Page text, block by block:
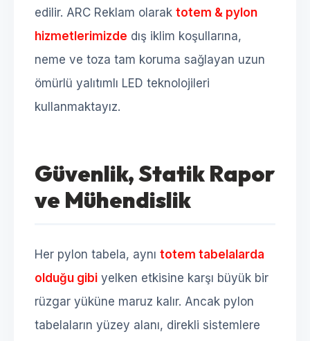
edilir. ARC Reklam olarak totem & pylon
hizmetlerimizde dış iklim koşullarına,
neme ve toza tam koruma sağlayan uzun
ömürlü yalıtımlı LED teknolojileri
kullanmaktayız.
Güvenlik, Statik Rapor
ve Mühendislik
Her pylon tabela, aynı totem tabelalarda
olduğu gibi yelken etkisine karşı büyük bir
rüzgar yüküne maruz kalır. Ancak pylon
tabelaların yüzey alanı, direkli sistemlere